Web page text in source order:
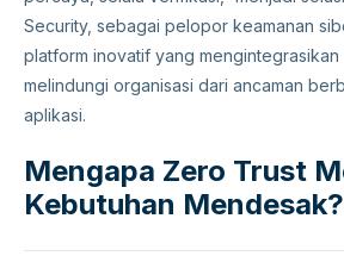
Security, sebagai pelopor keamanan
platform inovatif yang
melindungi organisasi dari ancaman
aplikasi.
Mengapa Zero Trust
Kebutuhan Mendesak?